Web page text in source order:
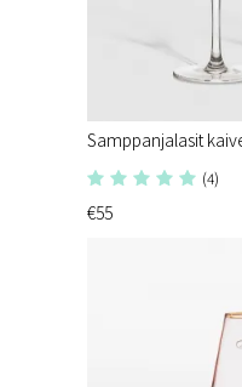
Samppanjalasit
(4)
€55